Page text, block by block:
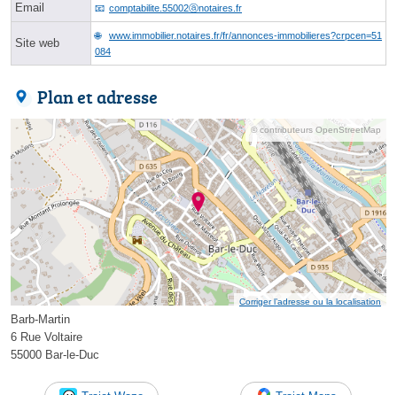
Email comptabilite.55002ⓐnotaires.fr
Site web
www.immobilier.notaires.fr/fr/annonces-immobilieres?crpcen=51
084
Plan et adresse
© contributeurs OpenStreetMap
Corriger l’adresse ou la localisation
Barb-Martin
6 Rue Voltaire
55000 Bar-le-Duc